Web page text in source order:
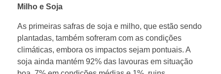
m
é
d
Milho e Soja
As primeiras safras de soja e milho, que estão sendo
plantadas, também sofreram com as condições
climáticas, embora os impactos sejam pontuais. A
soja ainda mantém 92% das lavouras em situação